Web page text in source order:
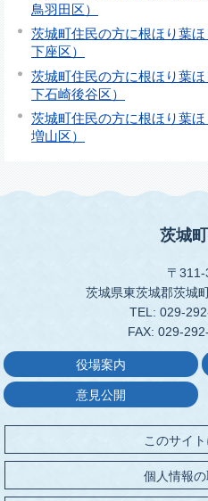
鳥羽田区）
茨城町住民の方に根ほり葉
下座区）
茨城町住民の方に根ほり葉
下石崎後谷区）
茨城町住民の方に根ほり葉
増山区）
茨城
〒311-
茨城県東茨城郡茨城
TEL: 029-
FAX: 029-
役場案内
意見公開
このサイ
個人情報